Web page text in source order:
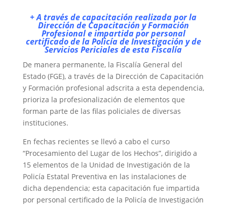
+ A través de capacitación realizada por la
Dirección de Capacitación y Formación
Profesional e impartida por personal
certificado de la Policía de Investigación y de
Servicios Periciales de esta Fiscalía
De manera permanente, la Fiscalía General del
Estado (FGE), a través de la Dirección de Capacitación
y Formación profesional adscrita a esta dependencia,
prioriza la profesionalización de elementos que
forman parte de las filas policiales de diversas
instituciones.
En fechas recientes se llevó a cabo el curso
“Procesamiento del Lugar de los Hechos”, dirigido a
15 elementos de la Unidad de Investigación de la
Policía Estatal Preventiva en las instalaciones de
dicha dependencia; esta capacitación fue impartida
por personal certificado de la Policía de Investigación